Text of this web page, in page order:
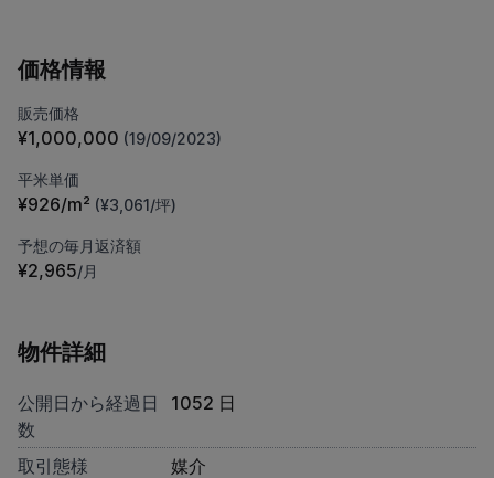
価格情報
販売価格
¥1,000,000 (19/09/2023)
平米単価
¥926/m² (¥3,061/坪)
予想の毎月返済額
¥2,965/月
物件詳細
公開日から経過日
数
1052 日
取引態様
媒介